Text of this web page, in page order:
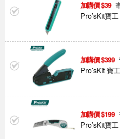
39
Pro’sKit寶
399
Pro’sKit 寶
199
Pro’sKit寶